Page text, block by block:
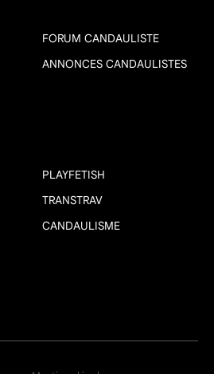
FORUM CANDAULISTE
ANNONCES CANDAULISTES
PLAYFETISH
TRANSTRAV
CANDAULISME